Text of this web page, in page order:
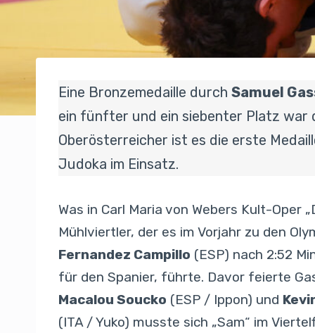
Eine Bronzemedaille durch Samuel
ein fünfter und ein siebenter Platz war
Oberösterreicher ist es die erste
Judoka im Einsatz.
Was in Carl Maria von Webers Kult-Oper
Mühlviertler, der es im Vorjahr zu den
Fernandez Campillo (ESP) nach 2:52
für den Spanier, führte. Davor feierte
Macalou Soucko (ESP / Ippon) und
(ITA / Yuko) musste sich „Sam“ im